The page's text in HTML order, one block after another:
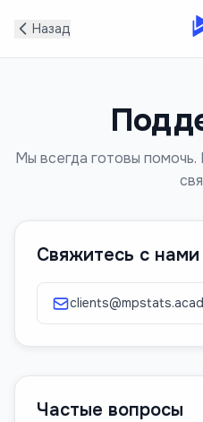
Назад
Мы всегда готовы
Свяжитесь с нами
Частые вопросы